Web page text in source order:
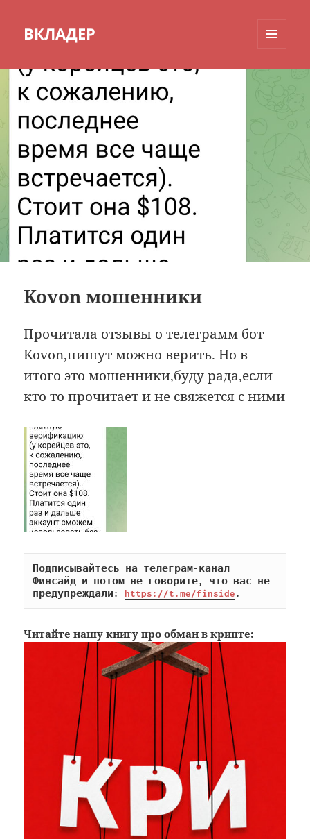
ВКЛАДЕР
Kovon мошенники
Прочитала отзывы о телеграмм бот
Kovon,пишут можно верить. Но в
итого это мошенники,буду рада,если
кто то прочитает и не свяжется с ними
Подписывайтесь на телеграм-канал
Финсайд и потом не говорите, что вас не
предупреждали: https://t.me/finside.
Читайтенашу книгу про обман в крипте: